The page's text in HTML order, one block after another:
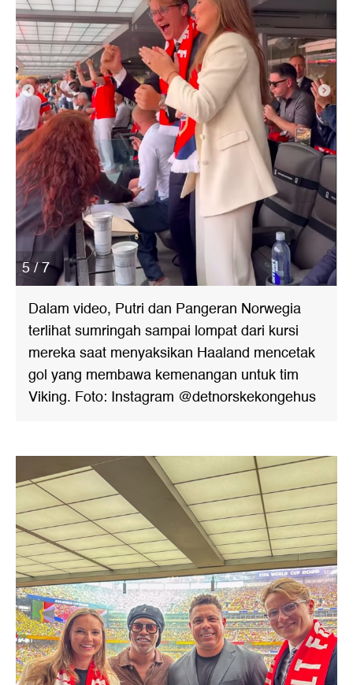
5 / 7
Dalam video, Putri dan Pangeran Norwegia
terlihat sumringah sampai lompat dari kursi
mereka saat menyaksikan Haaland mencetak
gol yang membawa kemenangan untuk tim
Viking. Foto: Instagram @detnorskekongehus